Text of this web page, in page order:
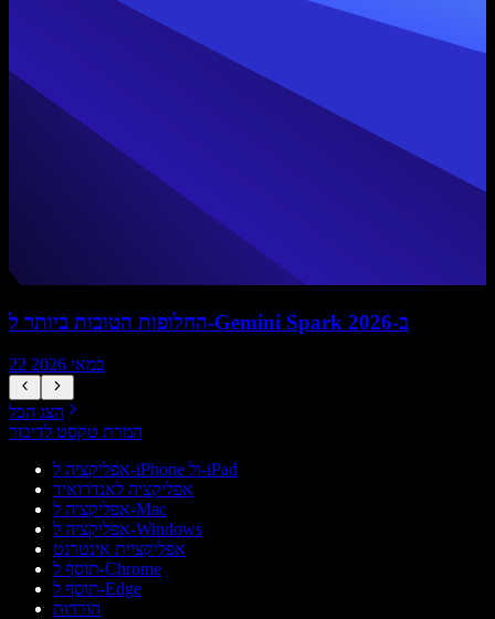
החלופות הטובות ביותר ל-Gemini Spark ב-2026
22 במאי 2026
הצג הכל
המרת טקסט לדיבור
אפליקציה ל-iPhone ול-iPad
אפליקציה לאנדרואיד
אפליקציה ל-Mac
אפליקציה ל-Windows
אפליקציית אינטרנט
תוסף ל-Chrome
תוסף ל-Edge
הורדות